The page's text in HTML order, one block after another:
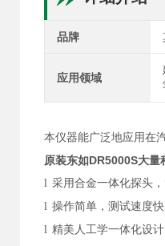
品牌
应用领域
本仪器能广泛地应用在
原装东如DR5000S大
l 采用合金一体化探头
l 操作简单，测试速度
l 精美人工学一体化设